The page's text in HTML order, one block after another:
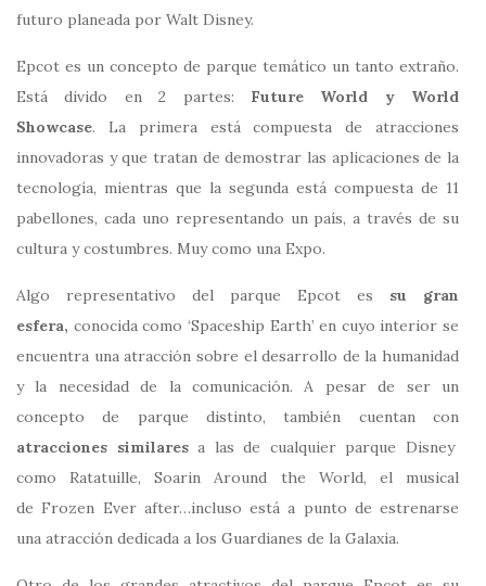
futuro planeada por Walt Disney.
Epcot es un concepto de parque temático un tanto extraño.
Está divido en 2 partes: Future World y World
Showcase. La primera está compuesta de atracciones
innovadoras y que tratan de demostrar las aplicaciones de la
tecnología, mientras que la segunda está compuesta de 11
pabellones, cada uno representando un país, a través de su
cultura y costumbres. Muy como una Expo.
Algo representativo del parque Epcot es su gran
esfera, conocida como ‘Spaceship Earth’ en cuyo interior se
encuentra una atracción sobre el desarrollo de la humanidad
y la necesidad de la comunicación. A pesar de ser un
concepto de parque distinto, también cuentan con
atracciones similaresa las de cualquier parque Disney
como Ratatuille, Soarin Around the World, el musical
de Frozen Ever after…incluso está a punto de estrenarse
una atracción dedicada a los Guardianes de la Galaxia.